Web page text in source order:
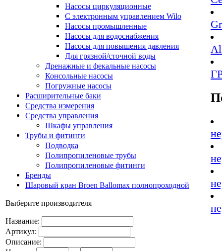
Насосы циркуляционные
С электронным управлением Wilo
Насосы промышленные
Насосы для водоснабжения
Насосы для повышения давления
Для грязной/сточной воды
Дренажные и фекальные насосы
Консольные насосы
Погружные насосы
Расширительные баки
Средства измерения
Средства управления
Шкафы управления
Трубы и фитинги
Подводка
Полипропиленовые трубы
Полипропиленовые фитинги
Бренды
Шаровый кран Broen Ballomax полнопроходной
Выберите производителя
Название:
Артикул:
Описание: